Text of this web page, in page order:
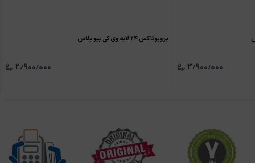
۲٫۹۰۰٫۰۰۰
پروبوتاکس ۲۴ لایه وی کی بیو پلاس
۲٫۹۰۰٫۰۰۰